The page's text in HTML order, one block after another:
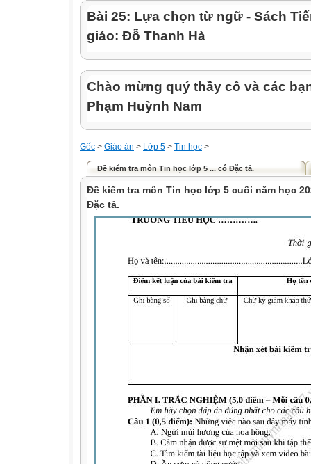
Bài 25: Lựa chọn từ ngữ - Sách
giáo: Đỗ Thanh Hà
Chào mừng quý thầy cô và các
Phạm Huỳnh Nam
Gốc > Giáo án > Lớp 5 > Tin học >
Đề kiểm tra môn Tin học lớp 5 ... có Đặc tả.
Đề kiểm tra môn Tin học lớp 5 cuối năm học
Đặc tả.